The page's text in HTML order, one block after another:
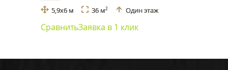
5,9x6 м 36 м2 Один этаж
СравнитьЗаявка в 1 клик